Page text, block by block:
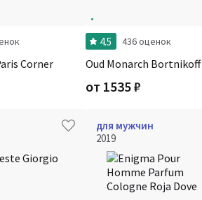
Corner
4.5 436 оценок
Oud Monarch Bortnikoff
от 1535₽
для мужчин
2019